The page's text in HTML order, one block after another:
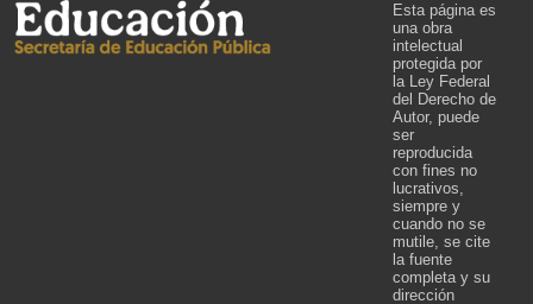
Esta página es
una obra
intelectual
protegida por
la Ley Federal
del Derecho de
Autor, puede
ser
reproducida
con fines no
lucrativos,
siempre y
cuando no se
mutile, se cite
la fuente
completa y su
dirección